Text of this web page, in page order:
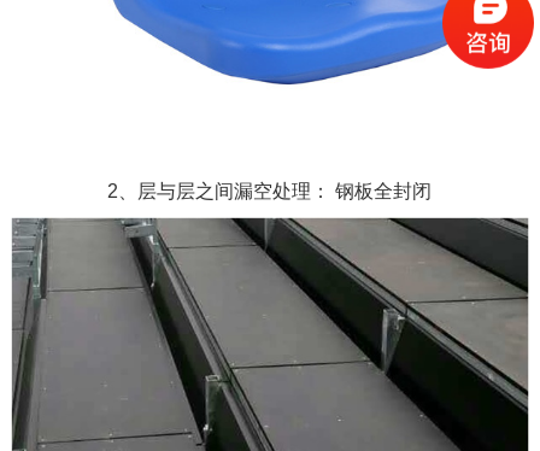
2、层与层之间漏空处理： 钢板全封闭